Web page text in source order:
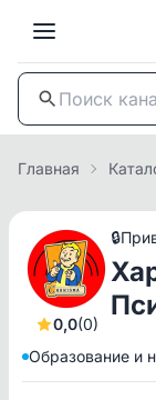
Главная
0,0(0)
🔒
Образование и